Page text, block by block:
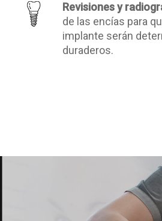
Revisiones y
de las encías para
implante serán
duraderos.